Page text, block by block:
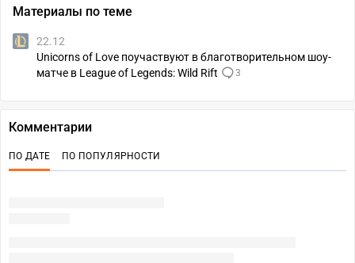
Материалы по теме
22.12
Unicorns of Love поучаствуют в благотворительном шоу-
матче в League of Legends: Wild Rift
3
Комментарии
ПО ДАТЕ ПО ПОПУЛЯРНОСТИ